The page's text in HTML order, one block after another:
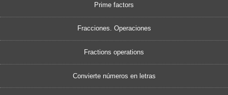
Prime factors
Fracciones. Operaciones
Fractions operations
Convierte números en letras